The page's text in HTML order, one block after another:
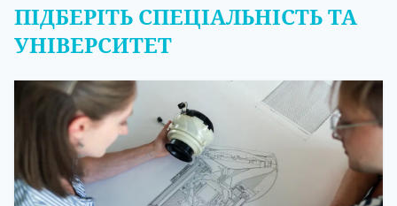
ПІДБЕРІТЬ СПЕЦІАЛЬНІСТЬ ТА
УНІВЕРСИТЕТ